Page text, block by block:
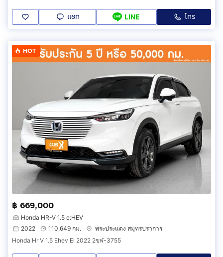
แชท LINE โทร
HOT
฿ 669,000
Honda HR-V 1.5 e:HEV
2022
110,649 กม.
พระประแดง สมุทรปราการ
Honda Hr V 1.5 Ehev El 2022 2ขฬ-3755